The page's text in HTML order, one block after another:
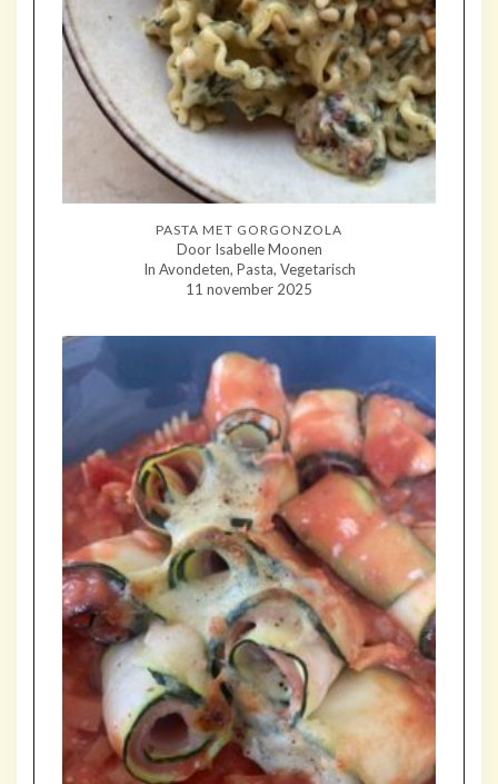
PASTA MET GORGONZOLA
Door Isabelle Moonen
In Avondeten, Pasta, Vegetarisch
11 november 2025